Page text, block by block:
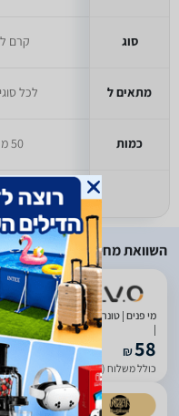
סוג
מתאים ל
כמות
קרם
לכל
50 מ"ל
למפרט
השוואת מחירים
|
₪58
כולל משלוח (13 ₪) עד 3 ימי עסקים
4.82
(